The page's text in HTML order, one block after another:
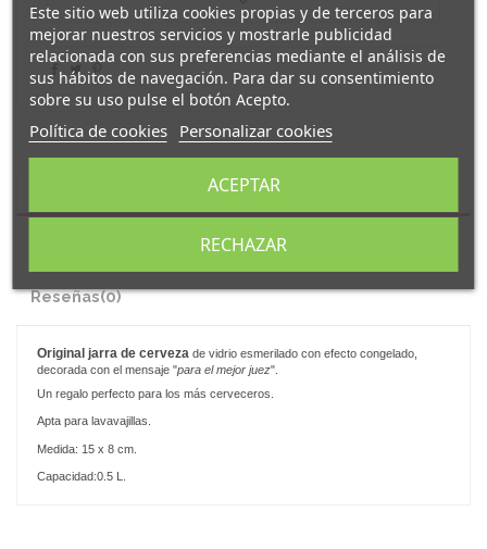
Detalles del producto
Reseñas(0)
Original jarra de cerveza de vidrio esmerilado con efecto congelado,
decorada con el mensaje "para el mejor juez".
Un regalo perfecto para los más cerveceros.
Apta para lavavajillas.
Medida: 15 x 8 cm.
Capacidad:0.5 L.
Este sitio web utiliza cookies propias y de terceros para
mejorar nuestros servicios y mostrarle publicidad
relacionada con sus preferencias mediante el análisis de
sus hábitos de navegación. Para dar su consentimiento
sobre su uso pulse el botón Acepto.
Política de cookies Personalizar cookies
RECHAZAR
ACEPTAR